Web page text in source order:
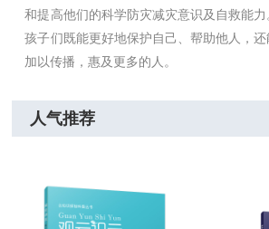
和提高他们的科学防灾减灾意识及自救能力
孩子们既能更好地保护自己、帮助他人，
加以传播，惠及更多的人。
人气推荐